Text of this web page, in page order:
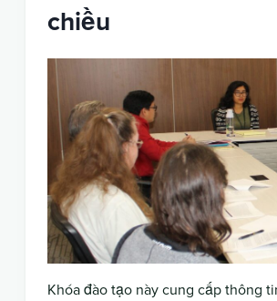
chiều
Khóa đào tạo này cung cấp thông